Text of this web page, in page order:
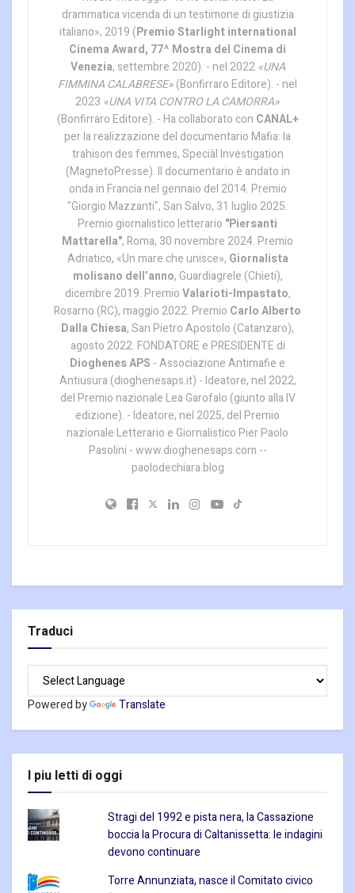
drammatica vicenda di un testimone di giustizia
italiano», 2019 (Premio Starlight international
Cinema Award, 77^ Mostra del Cinema di
Venezia, settembre 2020). - nel 2022«UNA
FIMMINA CALABRESE»(Bonfirraro Editore). - nel
2023 «UNA VITA CONTRO LA CAMORRA»
(Bonfirraro Editore). - Ha collaborato con CANAL+
per la realizzazione del documentario Mafia: la
trahison des femmes, Speciàl Investigation
(MagnetoPresse). Il documentario è andato in
onda in Francia nel gennaio del 2014. Premio
"Giorgio Mazzanti", San Salvo, 31 luglio 2025.
Premio giornalistico letterario "Piersanti
Mattarella", Roma, 30 novembre 2024. Premio
Adriatico, «Un mare che unisce», Giornalista
molisano dell’anno, Guardiagrele (Chieti),
dicembre 2019. PremioValarioti-Impastato,
Rosarno (RC), maggio 2022. Premio Carlo Alberto
Dalla Chiesa, San Pietro Apostolo (Catanzaro),
agosto 2022. FONDATORE e PRESIDENTE di
Dioghenes APS - Associazione Antimafie e
Antiusura (dioghenesaps.it) - Ideatore, nel 2022,
del Premio nazionale Lea Garofalo (giunto alla IV
edizione). - Ideatore, nel 2025, del Premio
nazionale Letterario e Giornalistico Pier Paolo
Pasolini - www.dioghenesaps.com --
paolodechiara.blog
Traduci
Powered by Translate
I piu letti di oggi
Stragi del 1992 e pista nera, la Cassazione
boccia la Procura di Caltanissetta: le indagini
devono continuare
Torre Annunziata, nasce il Comitato civico